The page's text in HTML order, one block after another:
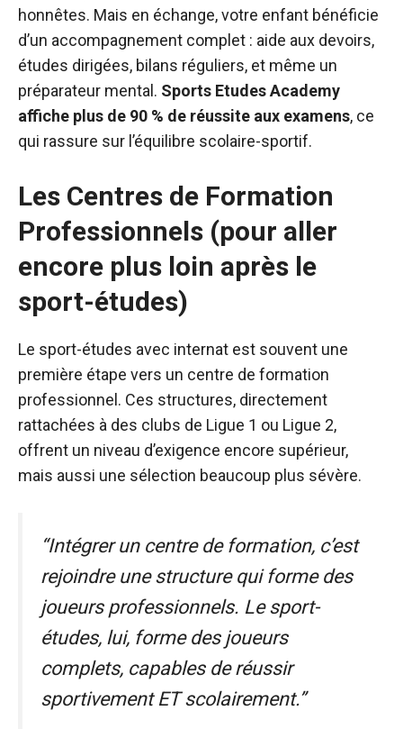
honnêtes. Mais en échange, votre enfant bénéficie
d’un accompagnement complet : aide aux devoirs,
études dirigées, bilans réguliers, et même un
préparateur mental. Sports Etudes Academy
affiche plus de 90 % de réussite aux examens, ce
qui rassure sur l’équilibre scolaire-sportif.
Les Centres de Formation
Professionnels (pour aller
encore plus loin après le
sport-études)
Le sport-études avec internat est souvent une
première étape vers un centre de formation
professionnel. Ces structures, directement
rattachées à des clubs de Ligue 1 ou Ligue 2,
offrent un niveau d’exigence encore supérieur,
mais aussi une sélection beaucoup plus sévère.
“Intégrer un centre de formation, c’est
rejoindre une structure qui forme des
joueurs professionnels. Le sport-
études, lui, forme des joueurs
complets, capables de réussir
sportivement ET scolairement.”